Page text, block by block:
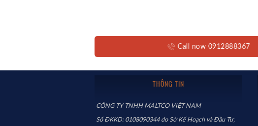
Call now 0912888367
THÔNG TIN
CÔNG TY TNHH MALTCO VIỆT NAM
Số ĐKKD: 0108090344 do Sở Kế Hoạch và Đầu Tư,